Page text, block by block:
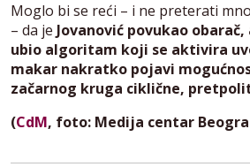
Moglo bi se reći – i ne preterati
– da je Jovanović povukao
ubio algoritam koji se aktivira
makar nakratko pojavi
začarnog kruga ciklične,
(CdM, foto: Medija centar